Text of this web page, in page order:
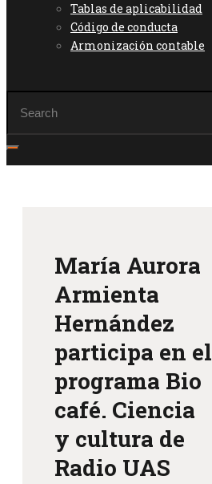
Tablas de aplicabilidad
Código de conducta
Armonización contable
María Aurora
Armienta
Hernández
participa en el
programa Bio
café. Ciencia
y cultura de
Radio UAS